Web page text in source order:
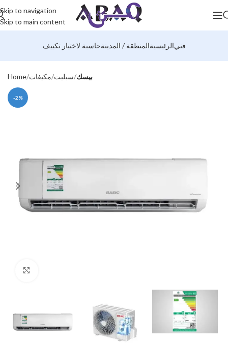
Skip to navigation
Skip to main content
حاسبة لاختيار تكييفالمنطقة / المدينةالرئيسيةفني
Home مكيفات سبليت بيسك
-2%